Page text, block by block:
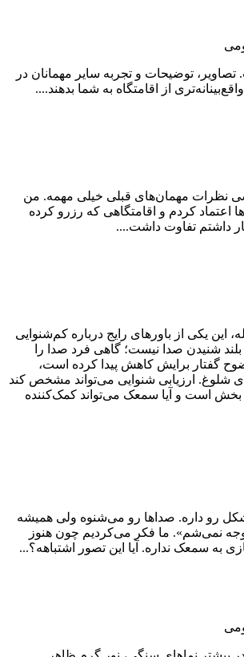
توضیحات و تجربه سایر مهمانان در
از اقامتگاه به شما بدهند....
نظرات مهمان‌های قبلی خیلی مهمه. من
کردم و اقامتگاهی که رزرو کرده
داشتم تفاوت داشت....
این یکی از باورهای رایج درباره کم‌شنوایی
شنیدن صدا نیست؛ گاهی فرد صدا را
گفتار برایش کاهش پیدا کرده است،
ارزیابی شنوایی می‌تواند مشخص کند
بخش است و آیا سمعک می‌تواند کمک‌کننده
رو داره. صداها رو می‌شنوه ولی همیشه
نمی‌شم». ما فکر می‌کردیم چون هنوز
به سمعک نداره. آیا این تصور اشتباهه؟...